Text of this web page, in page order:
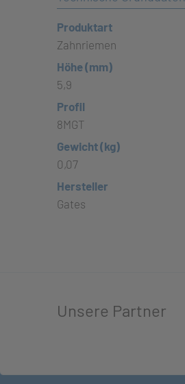
Produktart
Zahnriemen
Höhe (mm)
5,9
Profil
8MGT
Gewicht (kg)
0,07
Hersteller
Gates
Unsere Partner